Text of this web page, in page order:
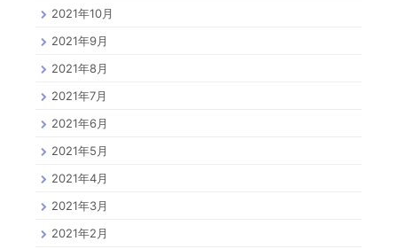
2021年10月
2021年9月
2021年8月
2021年7月
2021年6月
2021年5月
2021年4月
2021年3月
2021年2月